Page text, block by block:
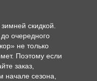
скидкой.
очередного
не только
Поэтому если
заказ,
начале сезона,